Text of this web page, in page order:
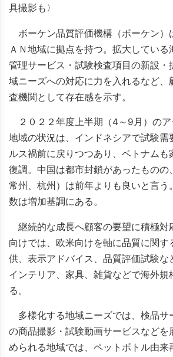
具撮影も〉
ボーケン品質評価機構（ボーケン）
ＡＮ地域に拠点を持つ。拡大してい
管理サービス・試験検査項目の新設・
域ニーズへの対応に力を入れるなど、
査機関として存在感を示す。
２０２２年度上半期（4～9月）のア
地域の状況は、インドネシアで試験需
ルス禍前に戻りつつあり、ベトナムも
復調。中国は都市封鎖があったものの
常州、杭州）は前年よりも良いと言う
数は増加基調にある。
継続的な成長へ顧客の要望に積極対
向けでは、欧米向けを軸に品質に関す
供、表示アドバイス、品質評価試験な
インテリア、家具、雑貨などで海外規
る。
多様化する地域ニーズでは、検品サ
の商品撮影・試験動画サービスなどを
められる地域では、ペットボトル由来